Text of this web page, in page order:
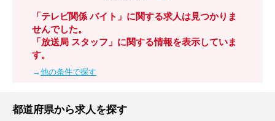
「テレビ関係 バイト」に関する求人は見つかりま
せんでした。
「放送局 スタッフ」に関する情報を表示していま
す。
→他の条件で探す
都道府県から求人を探す